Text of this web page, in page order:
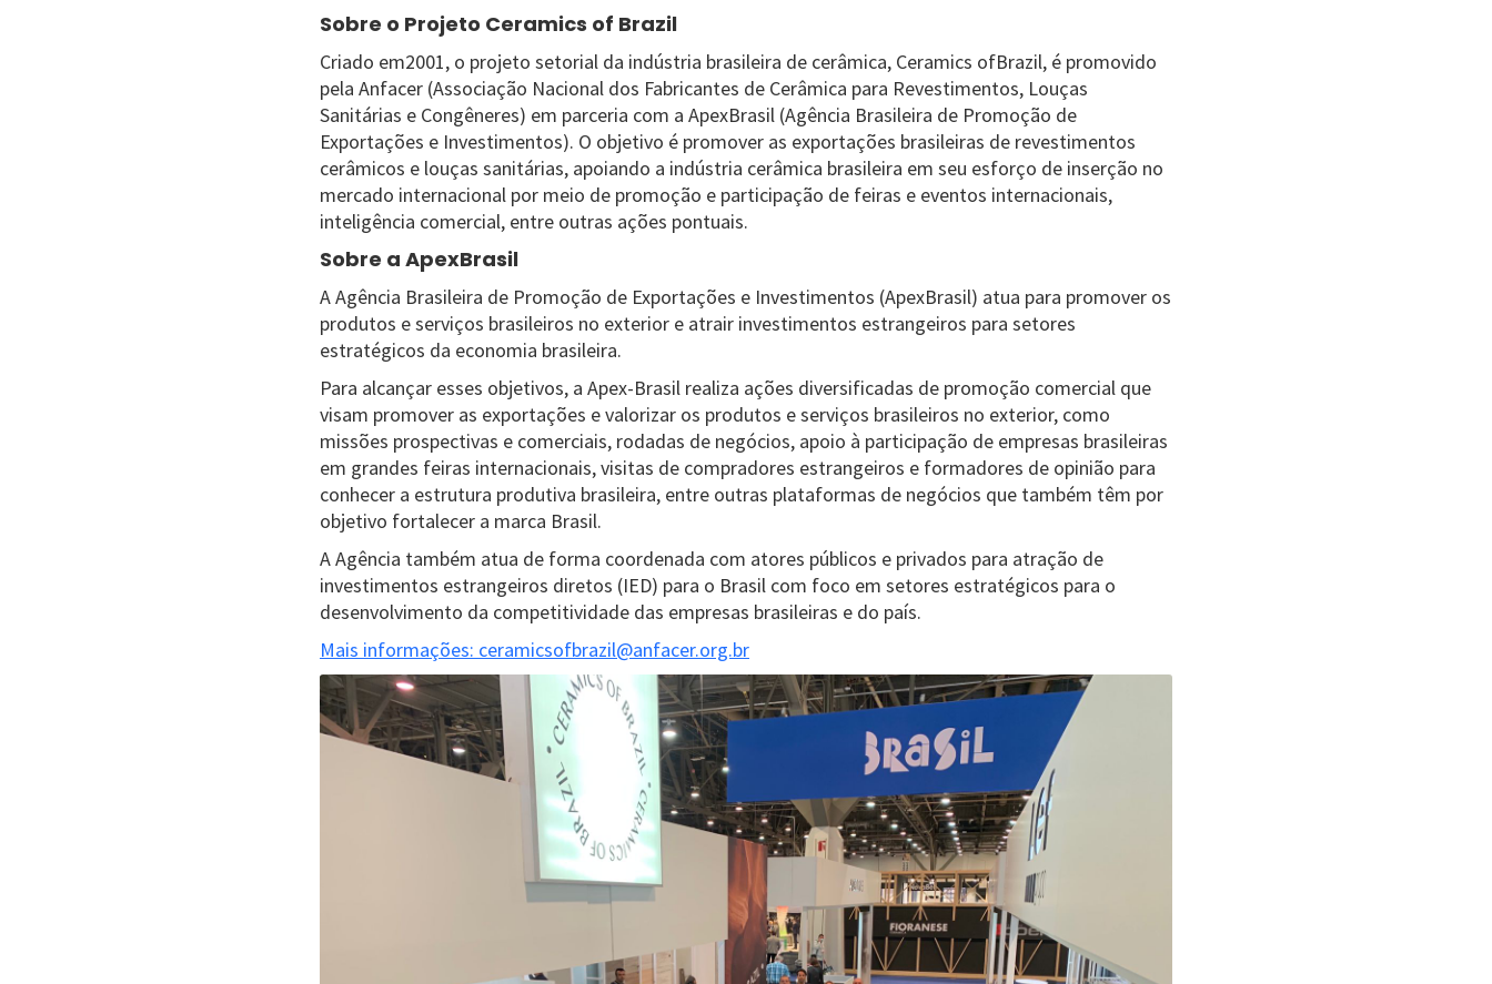
Sobre o Projeto Ceramics of Brazil
Criado em2001, o projeto setorial da indústria brasileira de cerâmica, Ceramics ofBrazil, é promovido
pela Anfacer (Associação Nacional dos Fabricantes de Cerâmica para Revestimentos, Louças
Sanitárias e Congêneres) em parceria com a ApexBrasil (Agência Brasileira de Promoção de
Exportações e Investimentos). O objetivo é promover as exportações brasileiras de revestimentos
cerâmicos e louças sanitárias, apoiando a indústria cerâmica brasileira em seu esforço de inserção no
mercado internacional por meio de promoção e participação de feiras e eventos internacionais,
inteligência comercial, entre outras ações pontuais.
Sobre a ApexBrasil
A Agência Brasileira de Promoção de Exportações e Investimentos (ApexBrasil) atua para promover os
produtos e serviços brasileiros no exterior e atrair investimentos estrangeiros para setores
estratégicos da economia brasileira.
Para alcançar esses objetivos, a Apex-Brasil realiza ações diversificadas de promoção comercial que
visam promover as exportações e valorizar os produtos e serviços brasileiros no exterior, como
missões prospectivas e comerciais, rodadas de negócios, apoio à participação de empresas brasileiras
em grandes feiras internacionais, visitas de compradores estrangeiros e formadores de opinião para
conhecer a estrutura produtiva brasileira, entre outras plataformas de negócios que também têm por
objetivo fortalecer a marca Brasil.
A Agência também atua de forma coordenada com atores públicos e privados para atração de
investimentos estrangeiros diretos (IED) para o Brasil com foco em setores estratégicos para o
desenvolvimento da competitividade das empresas brasileiras e do país.
Mais informações: ceramicsofbrazil@anfacer.org.br